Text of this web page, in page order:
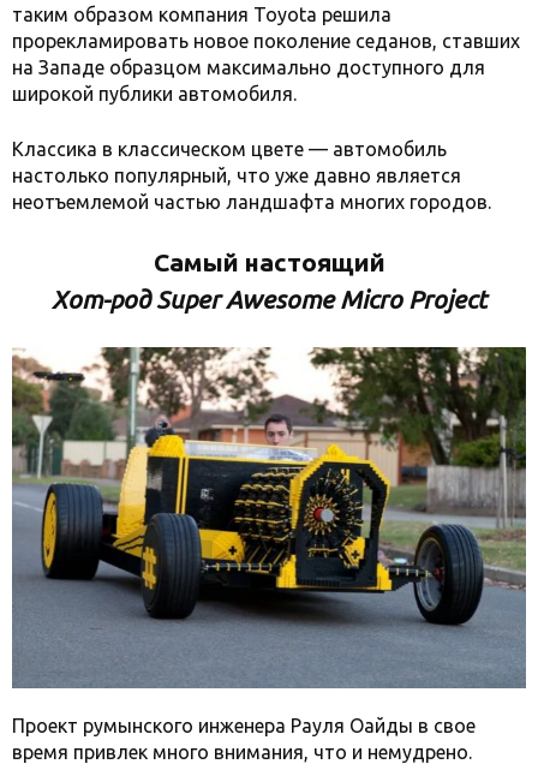
таким образом компания Toyota решила
прорекламировать новое поколение седанов, ставших
на Западе образцом максимально доступного для
широкой публики автомобиля.
Классика в классическом цвете — автомобиль
настолько популярный, что уже давно является
неотъемлемой частью ландшафта многих городов.
Самый настоящий
Хот-род Super Awesome Micro Project
Проект румынского инженера Рауля Оайды в свое
время привлек много внимания, что и немудрено.